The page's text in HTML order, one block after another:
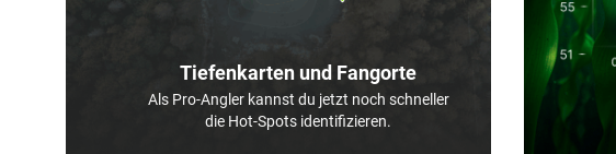
Tiefenkarten und Fangorte
Als Pro-Angler kannst du jetzt noch schneller
die Hot-Spots identifizieren.